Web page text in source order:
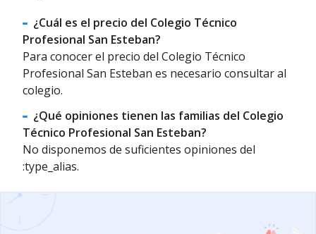
¿Cuál es el precio del Colegio Técnico
Profesional San Esteban?
Para conocer el precio del Colegio Técnico
Profesional San Esteban es necesario consultar al
colegio.
¿Qué opiniones tienen las familias del Colegio
Técnico Profesional San Esteban?
No disponemos de suficientes opiniones del
:type_alias.